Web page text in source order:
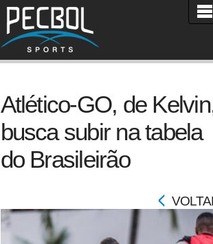
Atlético-GO, de
busca subir na tabela
do Brasileirão